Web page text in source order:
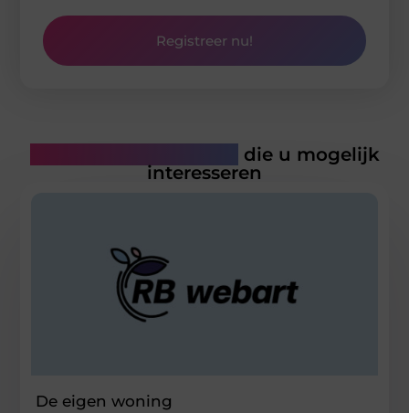
Registreer nu!
die u mogelijk
interesseren
De eigen woning